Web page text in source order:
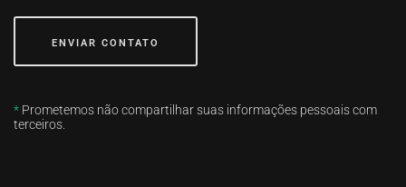
ENVIAR CONTATO
* Prometemos não compartilhar suas informações pessoais com
terceiros.